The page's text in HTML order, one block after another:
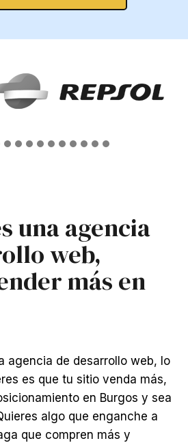
una agencia
web,
más en
agencia de desarrollo web, lo
es que tu sitio venda más,
en Burgos y sea
algo que enganche a
que compren más y